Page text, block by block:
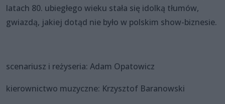
latach 80. ubiegłego wieku stała się idolką tłumów,
gwiazdą, jakiej dotąd nie było w polskim show-biznesie.
scenariusz i reżyseria: Adam Opatowicz
kierownictwo muzyczne: Krzysztof Baranowski